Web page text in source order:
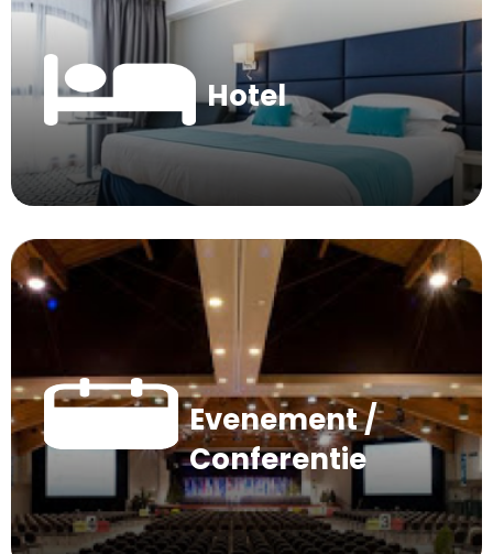
Hotel
Evenement /
Conferentie